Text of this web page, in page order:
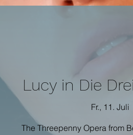
Lucy in Die
Fr., 11. Juli
The Threepenny Opera from